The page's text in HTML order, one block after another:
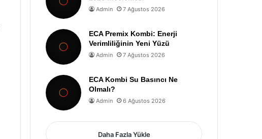
Admin 7 Ağustos 2026
ECA Premix Kombi: Enerji
Verimliliğinin Yeni Yüzü
Admin 7 Ağustos 2026
ECA Kombi Su Basıncı Ne
Olmalı?
Admin 6 Ağustos 2026
Daha Fazla Yükle